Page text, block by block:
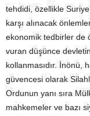
tehdidi, özellikle
karşı alınacak
ekonomik tedbirler de
vuran düşünce
kollanmasıdır. İnönü,
güvencesi olarak
Ordunun yanı sıra
mahkemeler ve bazı